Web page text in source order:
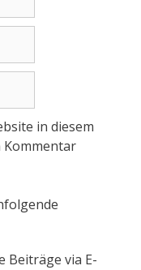
in diesem
Beiträge via E-